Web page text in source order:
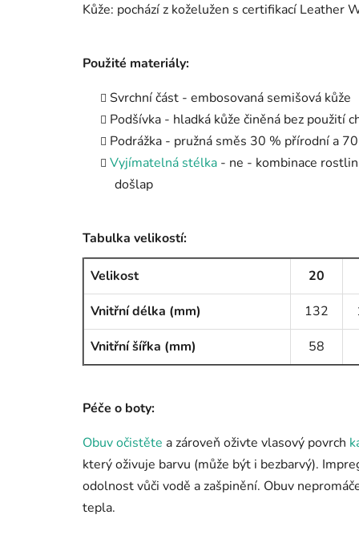
Kůže: pochází z koželužen s certifikací Leather
Použité materiály:
Svrchní část - embosovaná semišová kůže
Podšívka - hladká kůže činěná bez použití
Podrážka - pružná směs 30 % přírodní a
Vyjímatelná stélka - ne - kombinace
došlap
Tabulka velikostí:
Velikost
20
Vnitřní délka (mm)
132
Vnitřní šířka (mm)
58
Péče o boty:
Obuv očistěte a zároveň oživte vlasový povrch
který oživuje barvu (může být i bezbarvý).
odolnost vůči vodě a zašpinění. Obuv
tepla.